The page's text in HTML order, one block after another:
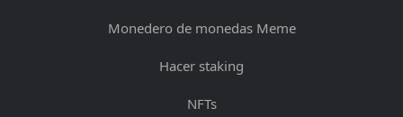
Monedero de monedas Meme
Hacer staking
NFTs